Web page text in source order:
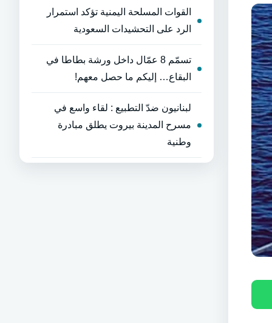
القوات المسلحة اليمنية تؤكد استمرار
الرد على التحشيدات السعودية
تسمّم 8 عمّال داخل ورشة بطاطا في
البقاع… إليكم ما حصل معهم!
لبنانيون ضدّ التطبيع : لقاء واسع في
مسرح المدينة بيروت يطلق مبادرة
وطنية